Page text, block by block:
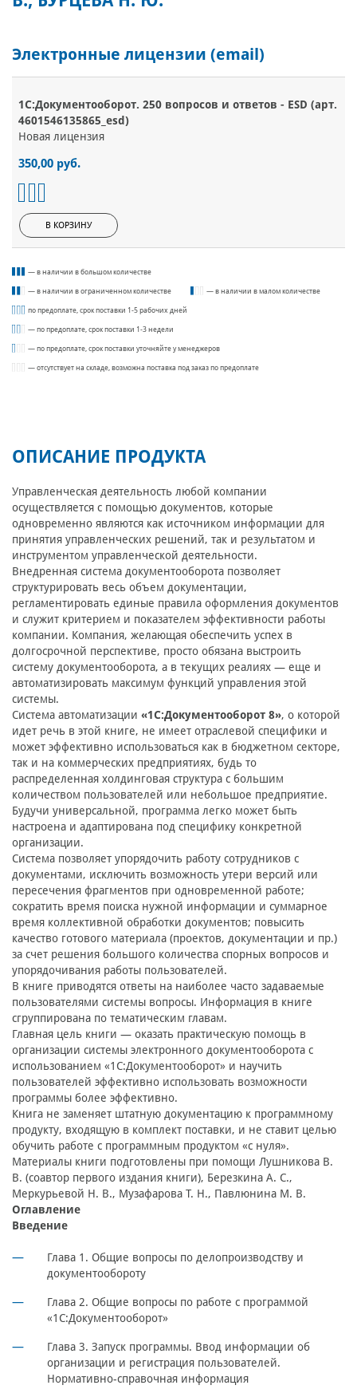
Электронные лицензии (email)
1С:Документооборот. 250 вопросов и ответов - ESD (арт.
4601546135865_esd)
Новая лицензия
350,00 руб.
В КОРЗИНУ
— в наличии в большом количестве
— в наличии в ограниченном количестве — в наличии в малом количестве
по предоплате, срок поставки 1-5 рабочих дней
— по предоплате, срок поставки 1-3 недели
— по предоплате, срок поставки уточняйте у менеджеров
— отсутствует на складе, возможна поставка под заказ по предоплате
ОПИСАНИЕ ПРОДУКТА
Управленческая деятельность любой компании
осуществляется с помощью документов, которые
одновременно являются как источником информации для
принятия управленческих решений, так и результатом и
инструментом управленческой деятельности.
Внедренная система документооборота позволяет
структурировать весь объем документации,
регламентировать единые правила оформления документов
и служит критерием и показателем эффективности работы
компании. Компания, желающая обеспечить успех в
долгосрочной перспективе, просто обязана выстроить
систему документооборота, а в текущих реалиях — еще и
автоматизировать максимум функций управления этой
системы.
Система автоматизации «1С:Документооборот 8», о которой
идет речь в этой книге, не имеет отраслевой специфики и
может эффективно использоваться как в бюджетном секторе,
так и на коммерческих предприятиях, будь то
распределенная холдинговая структура с большим
количеством пользователей или небольшое предприятие.
Будучи универсальной, программа легко может быть
настроена и адаптирована под специфику конкретной
организации.
Система позволяет упорядочить работу сотрудников с
документами, исключить возможность утери версий или
пересечения фрагментов при одновременной работе;
сократить время поиска нужной информации и суммарное
время коллективной обработки документов; повысить
качество готового материала (проектов, документации и пр.)
за счет решения большого количества спорных вопросов и
упорядочивания работы пользователей.
В книге приводятся ответы на наиболее часто задаваемые
пользователями системы вопросы. Информация в книге
сгруппирована по тематическим главам.
Главная цель книги — оказать практическую помощь в
организации системы электронного документооборота с
использованием «1С:Документооборот» и научить
пользователей эффективно использовать возможности
программы более эффективно.
Книга не заменяет штатную документацию к программному
продукту, входящую в комплект поставки, и не ставит целью
обучить работе с программным продуктом «с нуля».
Материалы книги подготовлены при помощи Лушникова В.
В. (соавтор первого издания книги), Березкина А. С.,
Меркурьевой Н. В., Музафарова Т. Н., Павлюнина М. В.
Оглавление
Введение
Глава 1. Общие вопросы по делопроизводству и
документообороту
Глава 2. Общие вопросы по работе с программой
«1С:Документооборот»
Глава 3. Запуск программы. Ввод информации об
организации и регистрация пользователей.
Нормативно-справочная информация